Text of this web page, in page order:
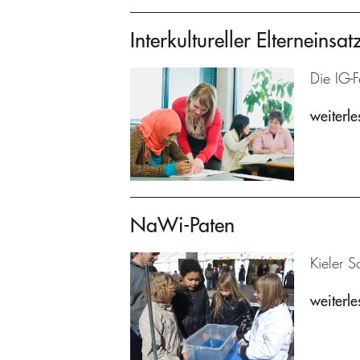
Interkultureller
Die IG-
NaWi-Paten
Kieler